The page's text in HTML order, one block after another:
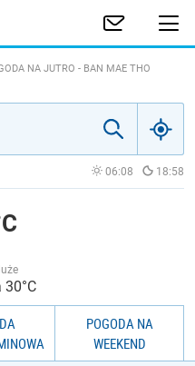
NA JUTRO - BAN MAE THO
06:08 18:58
POGODA NA
WEEKEND